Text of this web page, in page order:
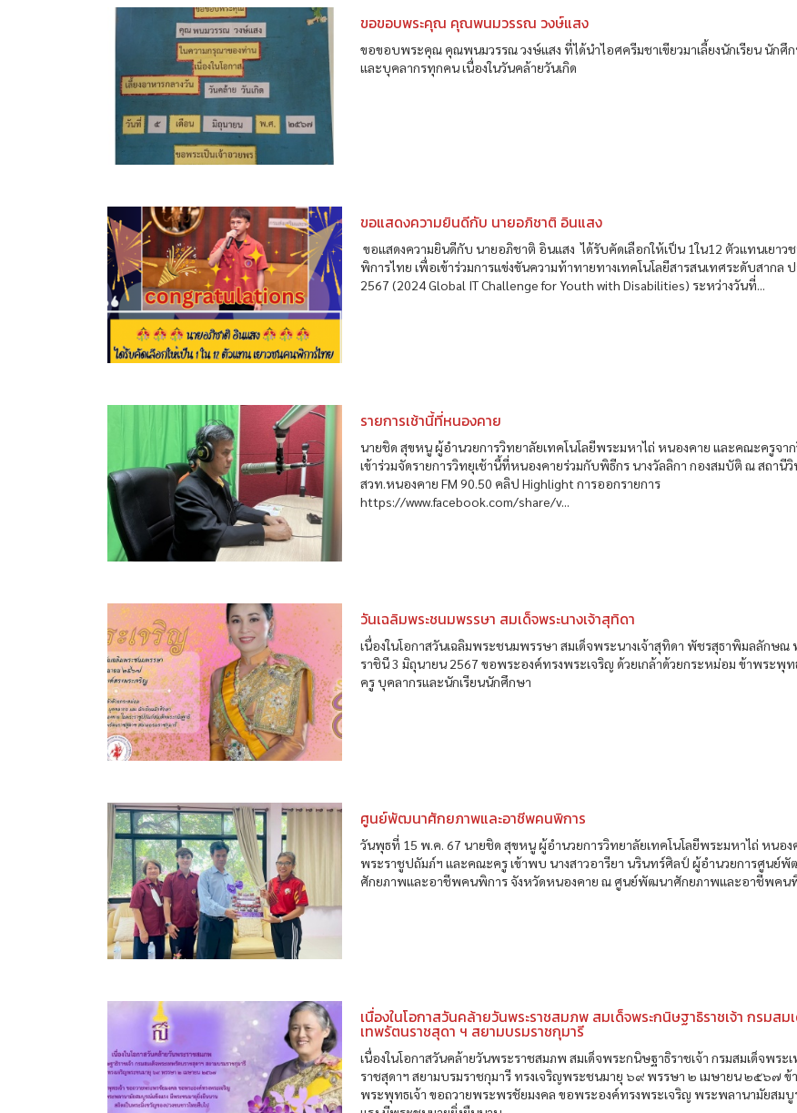
ขอขอบพระคุณ คุณพนมวรรณ วงษ์แสง
ขอขอบพระคุณ คุณพนมวรรณ วงษ์แสง ที่ได้นำไอศครีมชาเขียวมาเลี้ยงนักเรียน นักศึ
และบุคลากรทุกคน เนื่องในวันคล้ายวันเกิด
ขอแสดงความยินดีกับ นายอภิชาติ อินแสง
ขอแสดงความยินดีกับ นายอภิชาติ อินแสง ได้รับคัดเลือกให้เป็น 1ใน12 ตัวแทนเยาว
พิการไทย เพื่อเข้าร่วมการแข่งขันความท้าทายทางเทคโนโลยีสารสนเทศระดับสากล
2567 (2024 Global IT Challenge for Youth with Disabilities) ระหว่างวันที่...
รายการเช้านี้ที่หนองคาย
นายชิด สุขหนู ผู้อำนวยการวิทยาลัยเทคโนโลยีพระมหาไถ่ หนองคาย และคณะครูจา
เข้าร่วมจัดรายการวิทยุเช้านี้ที่หนองคายร่วมกับพิธีกร นางวัลลิกา กองสมบัติ ณ สถานี
สวท.หนองคาย FM 90.50 คลิป Highlight การออกรายการ
https://www.facebook.com/share/v...
วันเฉลิมพระชนมพรรษา สมเด็จพระนางเจ้าสุทิดา
เนื่องในโอกาสวันเฉลิมพระชนมพรรษา สมเด็จพระนางเจ้าสุทิดา พัชรสุธาพิมลลักษณ
ราชินี 3 มิถุนายน 2567 ขอพระองค์ทรงพระเจริญ ด้วยเกล้าด้วยกระหม่อม ข้าพระพุท
ครู บุคลากรและนักเรียนนักศึกษา
ศูนย์พัฒนาศักยภาพและอาชีพคนพิการ
วันพุธที่ 15 พ.ค. 67 นายชิด สุขหนู ผู้อำนวยการวิทยาลัยเทคโนโลยีพระมหาไถ่ หนอง
พระราชูปถัมภ์ฯ และคณะครู เข้าพบ นางสาวอารียา นรินทร์ศิลป์ ผู้อำนวยการศูนย์พั
ศักยภาพและอาชีพคนพิการ จังหวัดหนองคาย ณ ศูนย์พัฒนาศักยภาพและอาชีพคนพิ
เนื่องในโอกาสวันคล้ายวันพระราชสมภพ สมเด็จพระกนิษฐาธิราชเจ้า กรมสม
เทพรัตนราชสุดา ฯ สยามบรมราชกุมารี
เนื่องในโอกาสวันคล้ายวันพระราชสมภพ สมเด็จพระกนิษฐาธิราชเจ้า กรมสมเด็จพระ
ราชสุดาฯ สยามบรมราชกุมารี ทรงเจริญพระชนมายุ ๖๙ พรรษา ๒ เมษายน ๒๕๖๗ ข้า
พระพุทธเจ้า ขอถวายพระพรชัยมงคล ขอพระองค์ทรงพระเจริญ พระพลานามัยสมบู